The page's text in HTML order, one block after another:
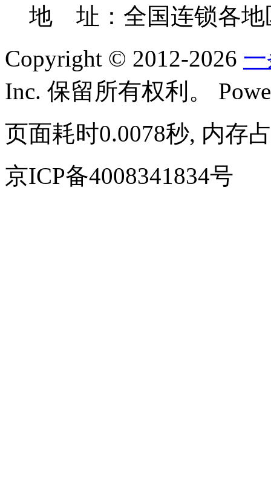
地 址：全国连锁各地
Copyright © 2012-2026
Inc. 保留所有权利。
页面耗时0.0078秒, 内存
京ICP备4008341834号